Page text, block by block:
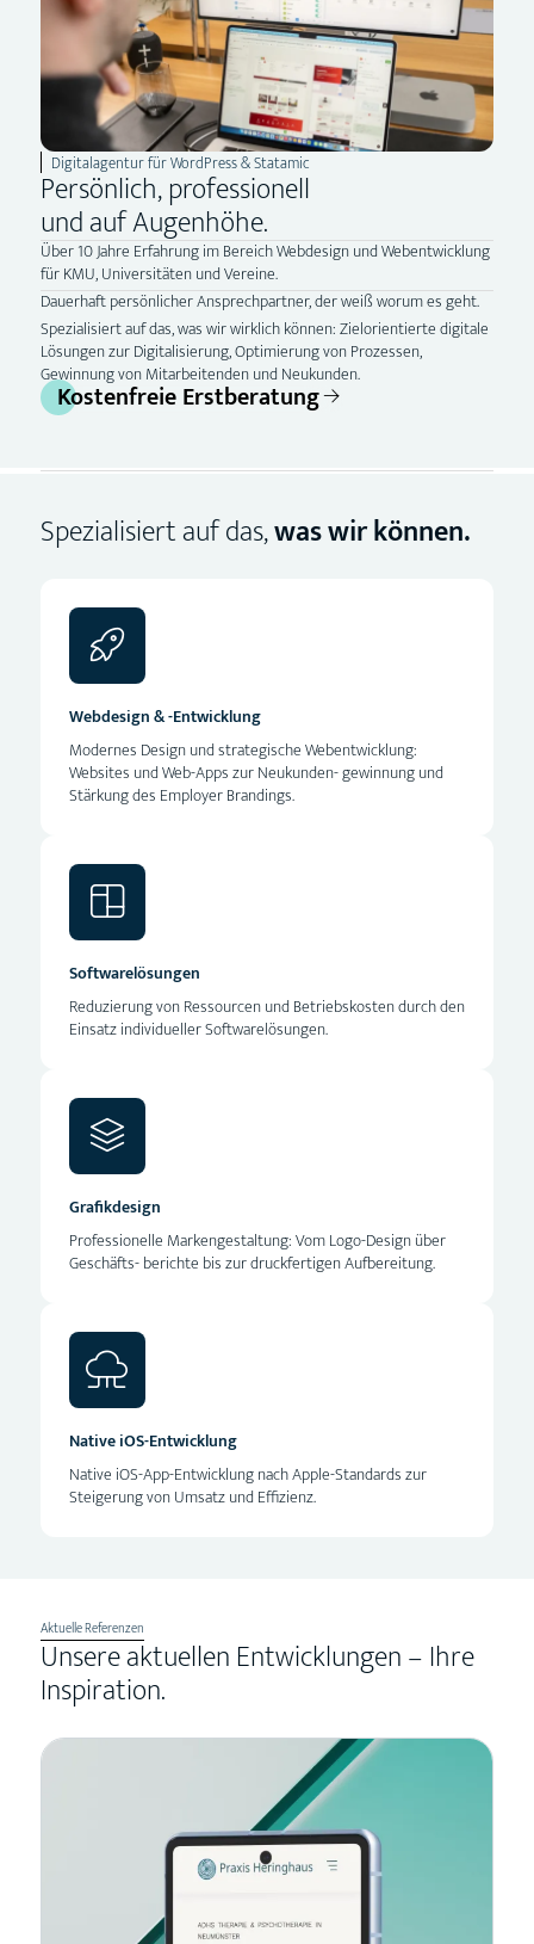
Digitalagentur für WordPress & Statamic
Persönlich, professionell
und auf Augenhöhe.
Über 10 Jahre Erfahrung im Bereich Webdesign und Webentwicklung
für KMU, Universitäten und Vereine.
Dauerhaft persönlicher Ansprechpartner, der weiß worum es geht.
Spezialisiert auf das, was wir wirklich können: Zielorientierte digitale
Lösungen zur Digitalisierung, Optimierung von Prozessen,
Gewinnung von Mitarbeitenden und Neukunden.
Kostenfreie Erstberatung
Spezialisiert auf das,was wir können.
Webdesign & -Entwicklung
Modernes Design und strategische Webentwicklung:
Websites und Web-Apps zur Neukunden- gewinnung und
Stärkung des Employer Brandings.
Softwarelösungen
Reduzierung von Ressourcen und Betriebskosten durch den
Einsatz individueller Softwarelösungen.
Grafikdesign
Professionelle Markengestaltung: Vom Logo-Design über
Geschäfts- berichte bis zur druckfertigen Aufbereitung.
Native iOS-Entwicklung
Native iOS-App-Entwicklung nach Apple-Standards zur
Steigerung von Umsatz und Effizienz.
Aktuelle Referenzen
Unsere aktuellen Entwicklungen – Ihre
Inspiration.